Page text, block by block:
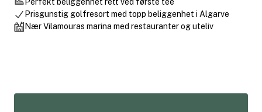
Perfekt beliggenhet rett ved første tee
Prisgunstig golfresort med topp beliggenhet i Algarve
Nær Vilamouras marina med restauranter og uteliv